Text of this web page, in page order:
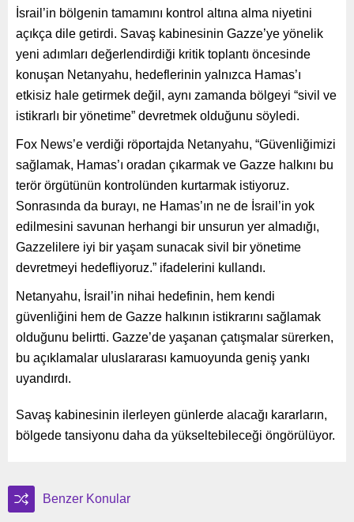
İsrail’in bölgenin tamamını kontrol altına alma niyetini
açıkça dile getirdi. Savaş kabinesinin Gazze’ye yönelik
yeni adımları değerlendirdiği kritik toplantı öncesinde
konuşan Netanyahu, hedeflerinin yalnızca Hamas’ı
etkisiz hale getirmek değil, aynı zamanda bölgeyi “sivil ve
istikrarlı bir yönetime” devretmek olduğunu söyledi.
Fox News’e verdiği röportajda Netanyahu, “Güvenliğimizi
sağlamak, Hamas’ı oradan çıkarmak ve Gazze halkını bu
terör örgütünün kontrolünden kurtarmak istiyoruz.
Sonrasında da burayı, ne Hamas’ın ne de İsrail’in yok
edilmesini savunan herhangi bir unsurun yer almadığı,
Gazzelilere iyi bir yaşam sunacak sivil bir yönetime
devretmeyi hedefliyoruz.” ifadelerini kullandı.
Netanyahu, İsrail’in nihai hedefinin, hem kendi
güvenliğini hem de Gazze halkının istikrarını sağlamak
olduğunu belirtti. Gazze’de yaşanan çatışmalar sürerken,
bu açıklamalar uluslararası kamuoyunda geniş yankı
uyandırdı.
Savaş kabinesinin ilerleyen günlerde alacağı kararların,
bölgede tansiyonu daha da yükseltebileceği öngörülüyor.
Benzer Konular